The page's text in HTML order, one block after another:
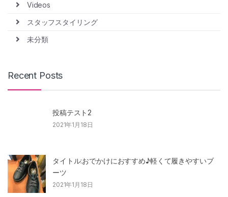
Videos
スタッフスタイリング
未分類
Recent Posts
投稿テスト2
2021年1月18日
タイトル:おでかけにおすすめ♪軽くて履きやすいブ
ーツ
2021年1月18日